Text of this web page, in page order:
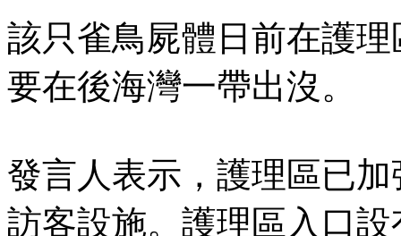
該只雀鳥屍體日前在護
要在後海灣一帶出沒。
發言人表示，護理區已
訪客設施。護理區入口